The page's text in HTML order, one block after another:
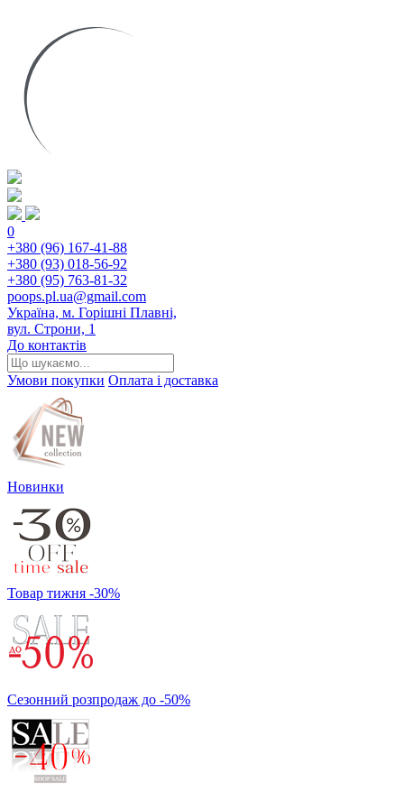
0
+380 (96) 167-41-88
+380 (93) 018-56-92
+380 (95) 763-81-32
poops.pl.ua@gmail.com
Україна, м. Горішні Плавні,
вул. Строни, 1
До контактів
Умови покупки Оплата і доставка
Новинки
Товар тижня -30%
Сезонний розпродаж до -50%